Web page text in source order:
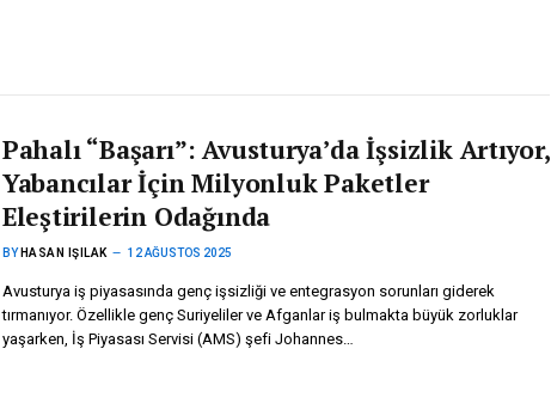
Pahalı “Başarı”: Avusturya’da İşsizlik Artıyor,
Yabancılar İçin Milyonluk Paketler
Eleştirilerin Odağında
BY HASAN IŞILAK 12 AĞUSTOS 2025
Avusturya iş piyasasında genç işsizliği ve entegrasyon sorunları giderek
tırmanıyor. Özellikle genç Suriyeliler ve Afganlar iş bulmakta büyük zorluklar
yaşarken, İş Piyasası Servisi (AMS) şefi Johannes…